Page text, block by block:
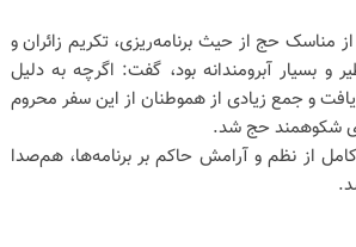
مناسک حج از حیث برنامه‌ریزی، تکریم زائران و
و بسیار آبرومندانه بود، گفت: اگرچه به دلیل
نفری ایران به 30 هزار نفر کاهش یافت و جمع زیادی از هموطنان از این سفر محروم
شکوهمند حج شد.
از نظم و آرامش حاکم بر برنامه‌ها، هم‌صدا